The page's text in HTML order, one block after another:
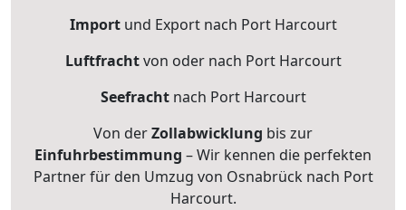
Importund Export nach Port Harcourt
Luftfrachtvon oder nach Port Harcourt
Seefrachtnach Port Harcourt
Von derZollabwicklung bis zur
Einfuhrbestimmung – Wir kennen die perfekten
Partner für den Umzug von Osnabrück nach Port
Harcourt.